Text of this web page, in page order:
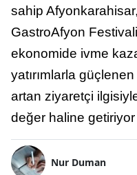
sahip
GastroAfyon
ekonomide ivme
yatırımlarla
artan ziyaretçi
değer haline getiriyor
Nur Duman